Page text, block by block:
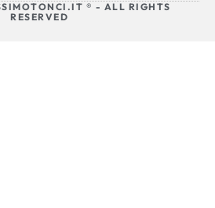
® - ALL RIGHTS
RESERVED